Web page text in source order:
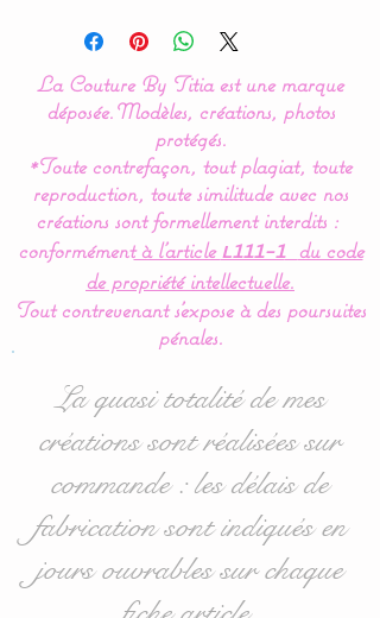
By Titia
Tour doux, ce coussin
nuage en minky est le
complément idéal pour le
cocon de bébé.
Coussin pour
bébé, oreiller, pour
décoration de chambre
bébé, une création unique
pour finaliser la déco de
chambre de bébé.
Dimensions : 30 x 20 cms
Lavable en machine à 30
degrés.
La Couture By Titia est une marque
déposée.Modèles, créations, photos
protégés.
*Toute contrefaçon, tout plagiat, toute
reproduction, toute similitude avec nos
créations sont formellement interdits :
conformémentà l’article L111-1
du code
de propriété intellectuelle.
Tout contrevenant s'expose à des poursuites
pénales.
La quasi totalité de mes
créations sont réalisées sur
commande : les délais de
fabrication sont indiqués en
jours ouvrables sur chaque